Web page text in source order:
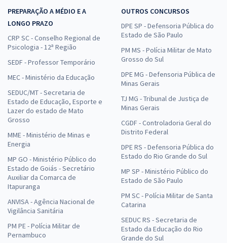
PREPARAÇÃO A MÉDIO E A
LONGO PRAZO
CRP SC - Conselho Regional de
Psicologia - 12ª Região
SEDF - Professor Temporário
MEC - Ministério da Educação
SEDUC/MT - Secretaria de
Estado de Educação, Esporte e
Lazer do estado de Mato
Grosso
MME - Ministério de Minas e
Energia
MP GO - Ministério Público do
Estado de Goiás - Secretário
Auxiliar da Comarca de
Itapuranga
ANVISA - Agência Nacional de
Vigilância Sanitária
PM PE - Polícia Militar de
Pernambuco
OUTROS CONCURSOS
DPE SP - Defensoria Pública do
Estado de São Paulo
PM MS - Polícia Militar de Mato
Grosso do Sul
DPE MG - Defensoria Pública de
Minas Gerais
TJ MG - Tribunal de Justiça de
Minas Gerais
CGDF - Controladoria Geral do
Distrito Federal
DPE RS - Defensoria Pública do
Estado do Rio Grande do Sul
MP SP - Ministério Público do
Estado de São Paulo
PM SC - Polícia Militar de Santa
Catarina
SEDUC RS - Secretaria de
Estado da Educação do Rio
Grande do Sul